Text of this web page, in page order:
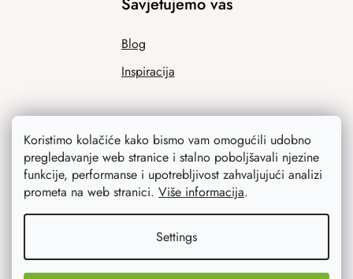
Koristimo kolačiće kako bismo vam omogućili udobno
pregledavanje web stranice i stalno poboljšavali njezine
funkcije, performanse i upotrebljivost zahvaljujući analizi
prometa na web stranici. Više informacija.
Settings
Blog
Inspiracija
Ono što vas najviše zanima
Noviteti